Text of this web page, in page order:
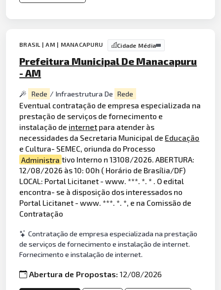
BRASIL | AM | MANACAPURU Cidade Média
Prefeitura Municipal De Manacapuru
- AM
Rede / Infraestrutura De Rede
Eventual contratação de empresa especializada na
prestação de serviços de fornecimento e
instalação de internet para atender às
necessidades da Secretaria Municipal de Educação
e Cultura- SEMEC, oriunda do Processo
Administra tivo Interno n 13108/2026. ABERTURA:
12/08/2026 às 10: 00h ( Horário de Brasília/DF)
LOCAL: Portal Licitanet - www. ***. *. * . O edital
encontra- se à disposição dos interessados no
Portal Licitanet - www. ***. *. *, e na Comissão de
Contratação
Contratação de empresa especializada na prestação
de serviços de fornecimento e instalação de internet.
Fornecimento e instalação de internet.
Abertura de Propostas:12/08/2026